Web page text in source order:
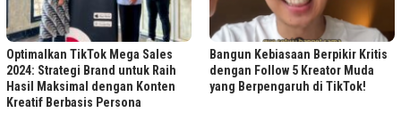
Optimalkan TikTok Mega Sales
2024: Strategi Brand untuk Raih
Hasil Maksimal dengan Konten
Kreatif Berbasis Persona
Bangun Kebiasaan Berpikir Kritis
dengan Follow 5 Kreator Muda
yang Berpengaruh di TikTok!